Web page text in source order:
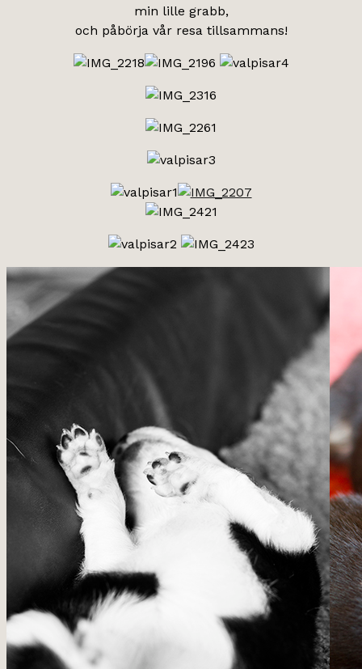
min lille grabb,
och påbörja vår resa tillsammans!